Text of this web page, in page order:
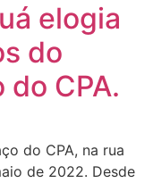
elogia
do
CPA.
do CPA, na rua
de 2022. Desde